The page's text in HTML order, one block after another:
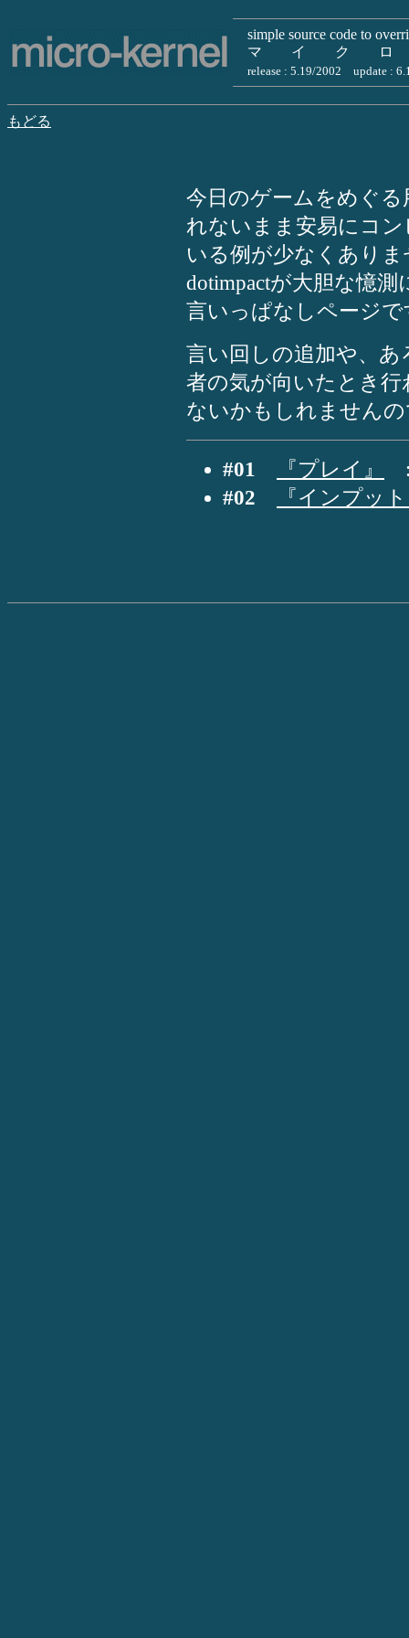
simple source code to
マ イ ク ロ
release : 5.19/2002 update :
もどる
今日のゲームをめぐ
れないまま安易にコ
いる例が少なくあり
dotimpactが大胆な憶
言いっぱなしページで
言い回しの追加や、
者の気が向いたとき
ないかもしれません
#01 『プレイ』
:
#02
『インプッ